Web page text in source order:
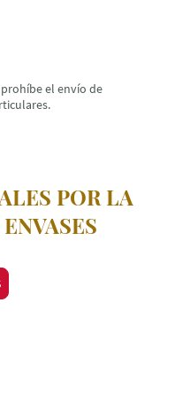
prohíbe el envío de
POR LA